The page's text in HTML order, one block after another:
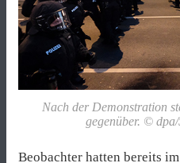
Nach der Demonstration
gegenüber. ©
Beobachter hatten bereits